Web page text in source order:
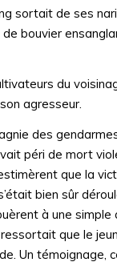
sortait de ses
bouvier
du
agresseur.
des
péri de mort
que la
bien sûr
à une
que le
Un témoignage,